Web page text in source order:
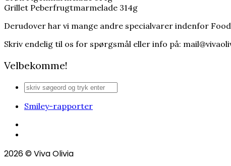
Grillet Peberfrugtmarmelade 314g
Derudover har vi mange andre specialvarer indenfor
Skriv endelig til os for spørgsmål eller info på:
Velbekomme!
Smiley-rapporter
2026© Viva Olivia